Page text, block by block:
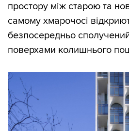
простору між старою та
самому хмарочосі
безпосередньо
поверхами колишнього